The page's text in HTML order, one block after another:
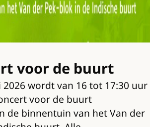
voor de buurt
2026 wordt van 16 tot 17:30 uur
voor de buurt
de binnentuin van het Van der